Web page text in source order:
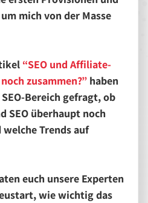
mich von der Masse
“SEO und Affiliate-
zusammen?” haben
Bereich gefragt, ob
SEO überhaupt noch
welche Trends auf
euch unsere Experten
wie wichtig das